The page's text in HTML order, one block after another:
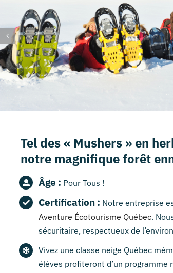
Tel des « Mushers » en
notre magnifique forêt
Âge : Pour Tous !
Certification : Notre entreprise
Aventure Écotourisme Québec.
sécuritaire, respectueux de
Vivez une classe neige Québec
élèves profiteront d’un